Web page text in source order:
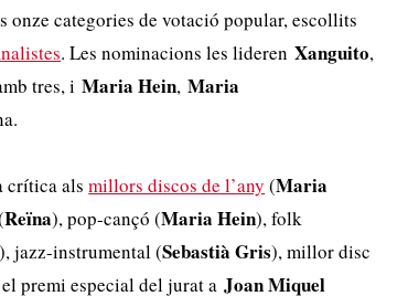
onze categories de votació popular, escollits
. Les nominacions les liderenXanguito,
tres, iMaria Hein,Maria
crítica alsmillors discos de l’any (Maria
Reïna), pop-cançó (Maria Hein), folk
), jazz-instrumental (Sebastià Gris), millor disc
premi especial del jurat aJoan Miquel